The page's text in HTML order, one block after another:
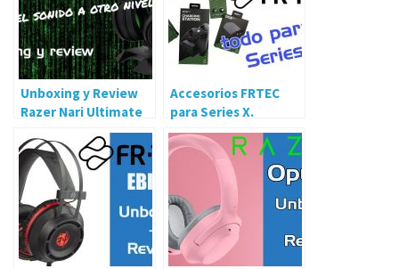
Unboxing y Review
Razer Nari Ultimate
Accesorios FRTEC
para Series X.